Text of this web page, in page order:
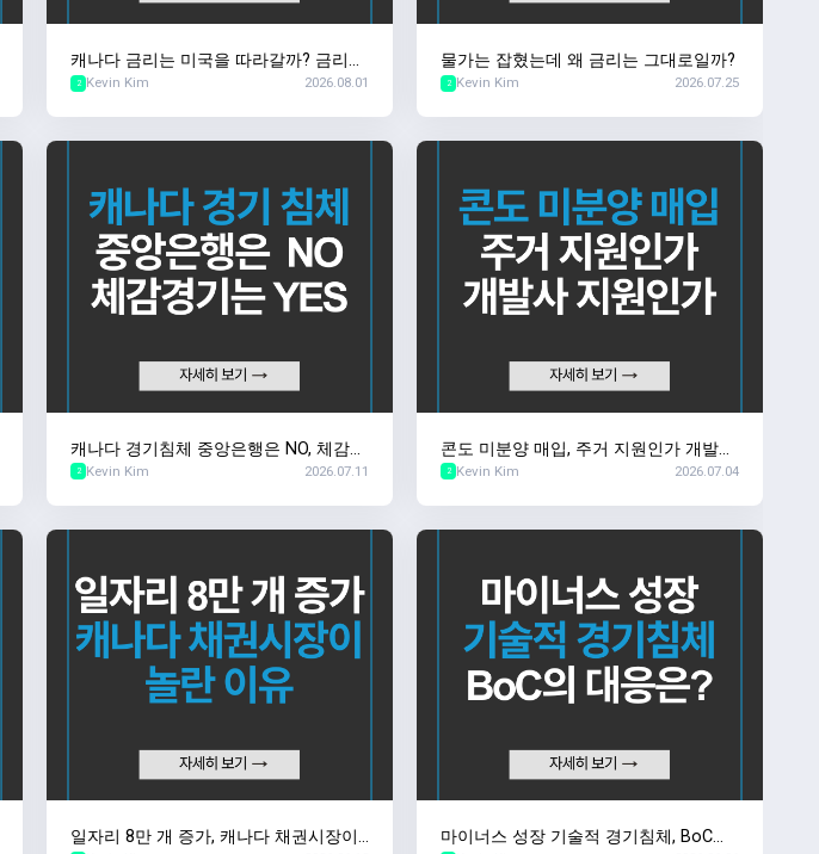
캐나다 금리는 미국을 따라갈까? 금리의
숨은 변수
2 Kevin Kim 2026.08.01
물가는 잡혔는데 왜 금리는 그대로일까?
2 Kevin Kim 2026.07.25
캐나다 경기침체 중앙은행은 NO, 체감
경기는 YES
2 Kevin Kim 2026.07.11
콘도 미분양 매입, 주거 지원인가 개발사
지원인가
2 Kevin Kim 2026.07.04
일자리 8만 개 증가, 캐나다 채권시장이
마이너스 성장 기술적 경기침체, BoC의